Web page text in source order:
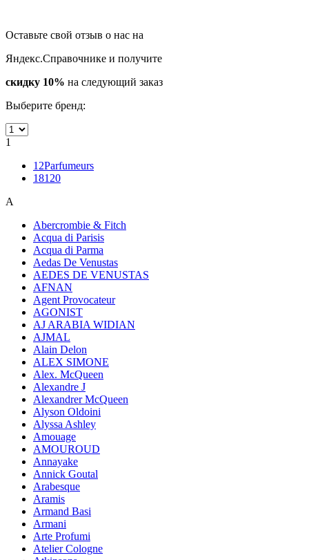
Оставьте свой отзыв о нас на
Яндекс.Справочнике и получите
скидку 10% на следующий заказ
Выберите бренд:
1
12Parfumeurs
18120
A
Abercrombie & Fitch
Acqua di Parisis
Acqua di Parma
Aedas De Venustas
AEDES DE VENUSTAS
AFNAN
Agent Provocateur
AGONIST
AJ ARABIA WIDIAN
AJMAL
Alain Delon
ALEX SIMONE
Alex. McQueen
Alexandre J
Alexandrer McQueen
Alyson Oldoini
Alyssa Ashley
Amouage
AMOUROUD
Annayake
Annick Goutal
Arabesque
Aramis
Armand Basi
Armani
Arte Profumi
Atelier Cologne